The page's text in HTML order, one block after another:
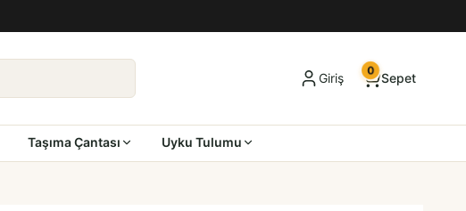
Giriş
0
Sepet
Taşıma Çantası Uyku Tulumu